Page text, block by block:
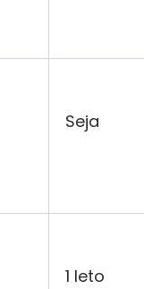
Seja
1 leto